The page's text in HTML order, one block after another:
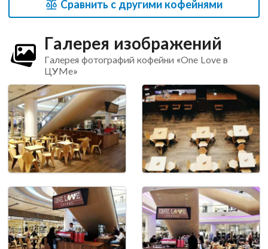
Сравнить с другими кофейнями
Галерея изображений
Галерея фотографий кофейни «One Love в
ЦУМе»